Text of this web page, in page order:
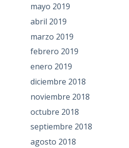
mayo 2019
abril 2019
marzo 2019
febrero 2019
enero 2019
diciembre 2018
noviembre 2018
octubre 2018
septiembre 2018
agosto 2018